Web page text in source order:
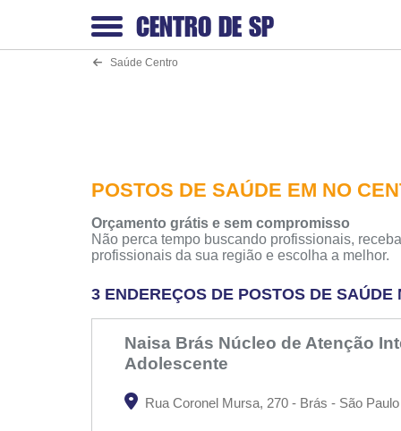
CENTRO DE SP
Saúde Centro
POSTOS DE SAÚDE EM NO
Orçamento grátis e sem compromisso
Não perca tempo buscando profissionais,
profissionais da sua região e escolha a melhor.
3 ENDEREÇOS DE POSTOS DE
Naisa Brás Núcleo de Atenção
Adolescente
Rua Coronel Mursa, 270 - Brás - São